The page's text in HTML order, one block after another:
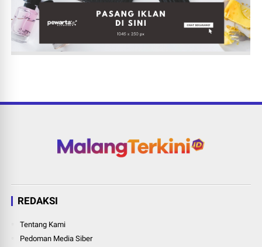
REDAKSI
Tentang Kami
Pedoman Media Siber